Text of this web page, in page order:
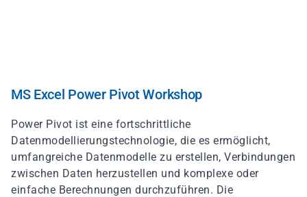
MS Excel Power Pivot Workshop
Power Pivot ist eine fortschrittliche
Datenmodellierungstechnologie, die es ermöglicht,
umfangreiche Datenmodelle zu erstellen, Verbindungen
zwischen Daten herzustellen und komplexe oder
einfache Berechnungen durchzuführen. Die